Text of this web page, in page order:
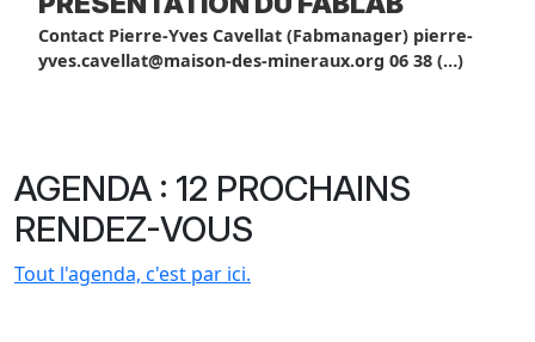
Contact Pierre-Yves Cavellat (Fabmanager) pierre-
yves.cavellat@maison-des-mineraux.org 06 38 (…)
AGENDA : 12 PROCHAINS
RENDEZ-VOUS
Tout l'agenda, c'est par ici.